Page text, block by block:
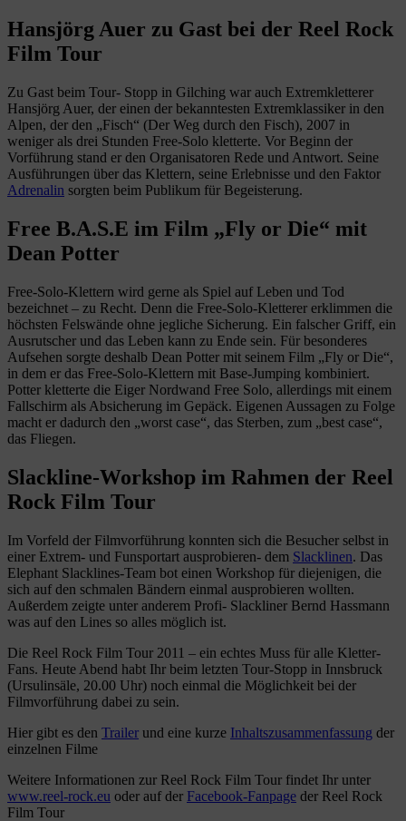
Hansjörg Auer zu Gast bei der Reel Rock
Film Tour
Zu Gast beim Tour- Stopp in Gilching war auch Extremkletterer
Hansjörg Auer, der einen der bekanntesten Extremklassiker in den
Alpen, der den „Fisch“ (Der Weg durch den Fisch), 2007 in
weniger als drei Stunden Free-Solo kletterte. Vor Beginn der
Vorführung stand er den Organisatoren Rede und Antwort. Seine
Ausführungen über das Klettern, seine Erlebnisse und den Faktor
Adrenalin sorgten beim Publikum für Begeisterung.
Free B.A.S.E im Film „Fly or Die“ mit
Dean Potter
Free-Solo-Klettern wird gerne als Spiel auf Leben und Tod
bezeichnet – zu Recht. Denn die Free-Solo-Kletterer erklimmen die
höchsten Felswände ohne jegliche Sicherung. Ein falscher Griff, ein
Ausrutscher und das Leben kann zu Ende sein. Für besonderes
Aufsehen sorgte deshalb Dean Potter mit seinem Film „Fly or Die“,
in dem er das Free-Solo-Klettern mit Base-Jumping kombiniert.
Potter kletterte die Eiger Nordwand Free Solo, allerdings mit einem
Fallschirm als Absicherung im Gepäck. Eigenen Aussagen zu Folge
macht er dadurch den „worst case“, das Sterben, zum „best case“,
das Fliegen.
Slackline-Workshop im Rahmen der Reel
Rock Film Tour
Im Vorfeld der Filmvorführung konnten sich die Besucher selbst in
einer Extrem- und Funsportart ausprobieren- dem Slacklinen. Das
Elephant Slacklines-Team bot einen Workshop für diejenigen, die
sich auf den schmalen Bändern einmal ausprobieren wollten.
Außerdem zeigte unter anderem Profi- Slackliner Bernd Hassmann
was auf den Lines so alles möglich ist.
Die Reel Rock Film Tour 2011 – ein echtes Muss für alle Kletter-
Fans. Heute Abend habt Ihr beim letzten Tour-Stopp in Innsbruck
(Ursulinsäle, 20.00 Uhr) noch einmal die Möglichkeit bei der
Filmvorführung dabei zu sein.
Hier gibt es den Trailer und eine kurze Inhaltszusammenfassung der
einzelnen Filme
Weitere Informationen zur Reel Rock Film Tour findet Ihr unter
www.reel-rock.eu oder auf der Facebook-Fanpage der Reel Rock
Film Tour